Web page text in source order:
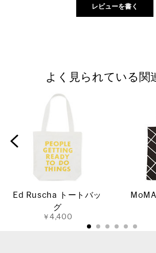
よく見られている関
Ed Ruscha トートバッ
グ
￥4,400